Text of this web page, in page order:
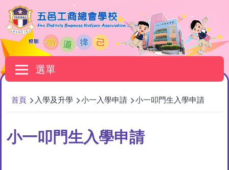
移至主內容
選單
Main
navigation
導
航
連
結
首頁 入學及升學 小一入學申請 小一叩門生入學申請
小一叩門生入學申請